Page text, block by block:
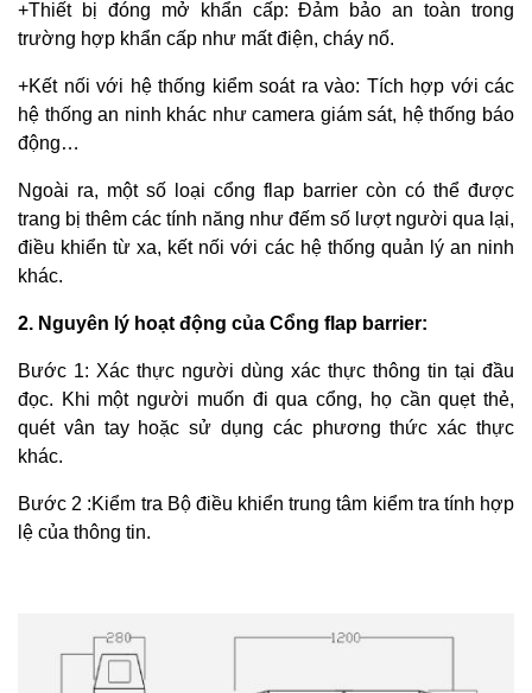
+Thiết bị đóng mở khẩn cấp: Đảm bảo an toàn trong
trường hợp khẩn cấp như mất điện, cháy nổ.
+Kết nối với hệ thống kiểm soát ra vào: Tích hợp với các
hệ thống an ninh khác như camera giám sát, hệ thống báo
động…
Ngoài ra, một số loại cổng flap barrier còn có thể được
trang bị thêm các tính năng như đếm số lượt người qua lại,
điều khiển từ xa, kết nối với các hệ thống quản lý an ninh
khác.
2. Nguyên lý hoạt động của Cổng flap barrier:
Bước 1: Xác thực người dùng xác thực thông tin tại đầu
đọc. Khi một người muốn đi qua cổng, họ cần quẹt thẻ,
quét vân tay hoặc sử dụng các phương thức xác thực
khác.
Bước 2 :Kiểm tra Bộ điều khiển trung tâm kiểm tra tính hợp
lệ của thông tin.